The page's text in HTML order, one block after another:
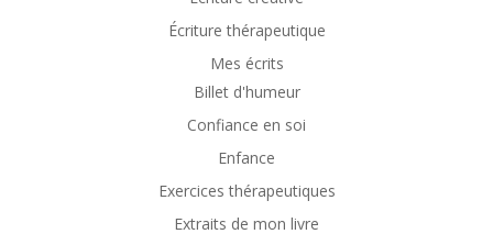
Écriture thérapeutique
Mes écrits
Billet d'humeur
Confiance en soi
Enfance
Exercices thérapeutiques
Extraits de mon livre